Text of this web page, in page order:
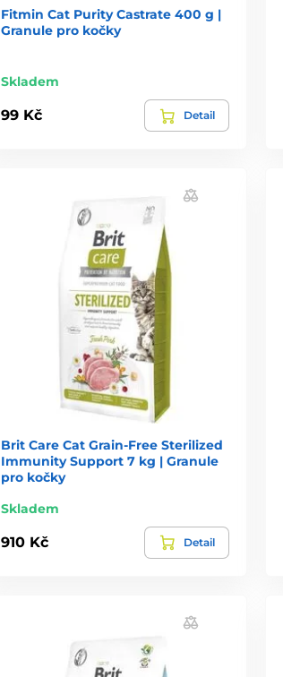
Fitmin Cat Purity Castrate 400 g |
Granule pro kočky
Skladem
99 Kč Detail
Brit Care Cat Grain-Free Sterilized
Immunity Support 7 kg | Granule
pro kočky
Skladem
910 Kč Detail